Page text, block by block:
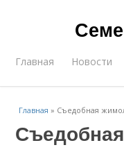
Главная Новости
Главная » Съедобная